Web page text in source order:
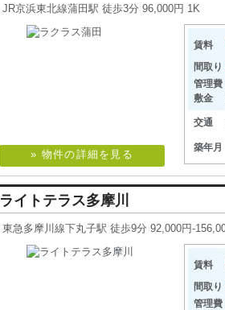
JR京浜東北線蒲田駅 徒歩3分 96,000円 1K
» 物件の詳細を見る
賃料
間取り
管理費
敷金
交通
築年月
ライトテラス多摩川
東急多摩川線下丸子駅 徒歩9分 92,000円-
賃料
間取り
管理費